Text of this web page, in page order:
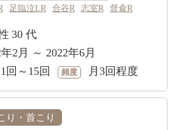
足臨泣LR 合谷R 志室R 督兪R
30 代
2月 ～ 2022年6月
回～15回 頻度 月3回程度
り・首こり